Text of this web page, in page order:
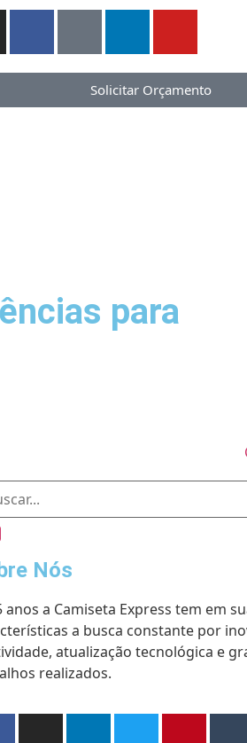
Solicitar Orçamento
para
Nós
anos a Camiseta Express tem em
a busca constante por
atualização tecnológica e
realizados.